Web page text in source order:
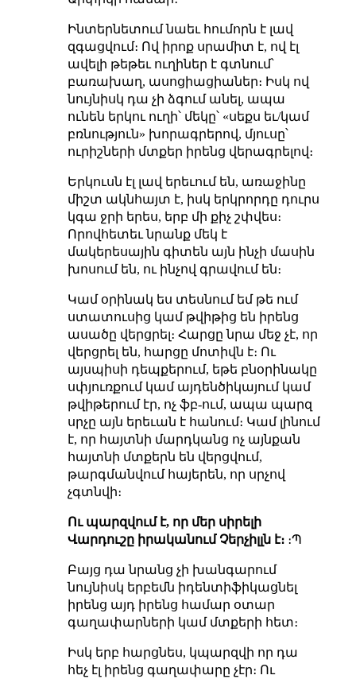
Ինտերնետում նաեւ հումորն է լավ
զգացվում։ Ով իրոք սրամիտ է, ով էլ
ավելի թեթեւ ուղիներ է գտնում՝
բառախաղ, ասոցիացիաներ։ Իսկ ով
նույնիսկ դա չի ձգում անել, ապա
ունեն երկու ուղի՝ մեկը՝ «սեքս եւ/կամ
բռնություն» խորագրերով, մյուսը՝
ուրիշների մտքեր իրենց վերագրելով։
Երկուսն էլ լավ երեւում են, առաջինը
միշտ ակնհայտ է, իսկ երկրորդը դուրս
կգա ջրի երես, երբ մի քիչ շփվես։
Որովհետեւ նրանք մեկ է
մակերեսային գիտեն այն ինչի մասին
խոսում են, ու ինչով գրավում են։
Կամ օրինակ ես տեսնում եմ թե ում
ստատուսից կամ թվիթից են իրենց
ասածը վերցրել։ Հարցը նրա մեջ չէ, որ
վերցրել են, հարցը մոտիվն է։ Ու
այսպիսի դեպքերում, եթե բնօրինակը
սփյուռքում կամ այդենծիկայում կամ
թվիթերում էր, ոչ ֆբ-ում, ապա պարզ
սրչը այն երեւան է հանում։ Կամ լինում
է, որ հայտնի մարդկանց ոչ այնքան
հայտնի մտքերն են վերցվում,
թարգմանվում հայերեն, որ սրչով
չգտնվի։
Ու պարզվում է, որ մեր սիրելի
Վարդուշը իրականում Չերչիլլն է։։Պ
Բայց դա նրանց չի խանգարում
նույնիսկ երբեմն իդենտիֆիկացնել
իրենց այդ իրենց համար օտար
գաղափարների կամ մտքերի հետ։
Իսկ երբ հարցնես, կպարզվի որ դա
հեչ էլ իրենց գաղափարը չէր։ Ու